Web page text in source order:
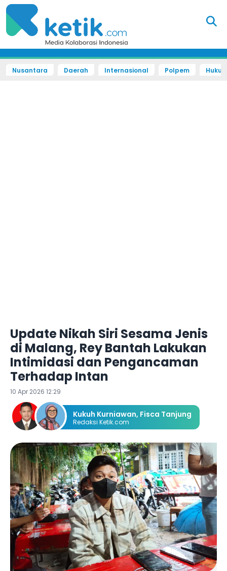
Nusantara Daerah Internasional Polpem
Update Nikah Siri Sesama Jenis
di Malang, Rey Bantah Lakukan
Intimidasi dan Pengancaman
Terhadap Intan
10 Apr 2026 12:29
Kukuh Kurniawan, Fisca Tanjung
Redaksi Ketik.com